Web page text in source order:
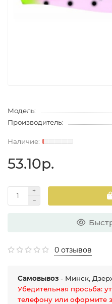
Модель:
Производитель:
53.10р.
0 отзывов
Самовывоз - Минск,
Убедительная просьба:
телефону или оформите